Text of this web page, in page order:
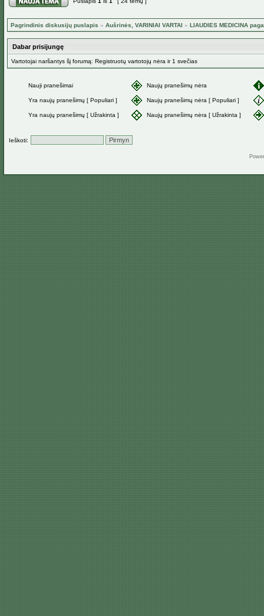
Pagrindinis diskusijų puslapis » Aušrinės, VARINIAI VARTAI » LIAUDIES MEDICINA
Dabar prisijungę
Vartotojai naršantys šį forumą: Registruotų vartotojų nėra ir 1 svečias
Nauji pranešimai Naujų pranešimų nėra
Yra naujų pranešimų [ Populiari ] Naujų pranešimų nėra [ Populiari ]
Yra naujų pranešimų [ Užrakinta ] Naujų pranešimų nėra [ Užrakinta ]
Ieškoti: